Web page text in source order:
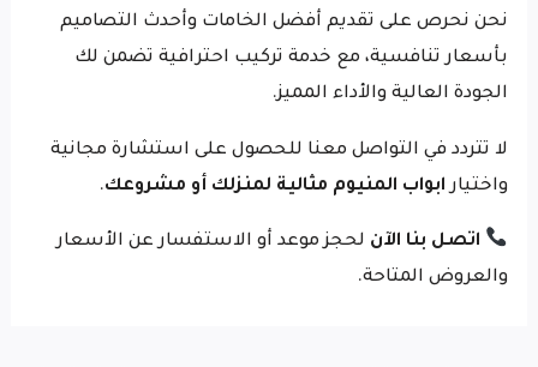
نحن نحرص على تقديم أفضل الخامات وأحدث التصاميم
بأسعار تنافسية، مع خدمة تركيب احترافية تضمن لك
الجودة العالية والأداء المميز.
لا تتردد في التواصل معنا للحصول على استشارة مجانية
واختيارابواب المنيوم مثالية لمنزلك أو مشروعك.
اتصل بنا الآن لحجز موعد أو الاستفسار عن الأسعار
والعروض المتاحة.